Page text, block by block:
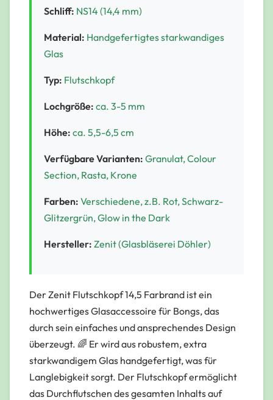
Schliff: NS14 (14,4 mm)
Material: Handgefertigtes starkwandiges
Glas
Typ: Flutschkopf
Lochgröße: ca. 3-5 mm
Höhe: ca. 5,5-6,5 cm
Verfügbare Varianten: Granulat, Colour
Section, Rasta, Krone
Farben: Verschiedene, z.B. Rot, Schwarz-
Glitzergrün, Glow in the Dark
Hersteller: Zenit (Glasbläserei Döhler)
Der Zenit Flutschkopf 14,5 Farbrand ist ein
hochwertiges Glasaccessoire für Bongs, das
durch sein einfaches und ansprechendes Design
überzeugt. 🌈 Er wird aus robustem, extra
starkwandigem Glas handgefertigt, was für
Langlebigkeit sorgt. Der Flutschkopf ermöglicht
das Durchflutschen des gesamten Inhalts auf